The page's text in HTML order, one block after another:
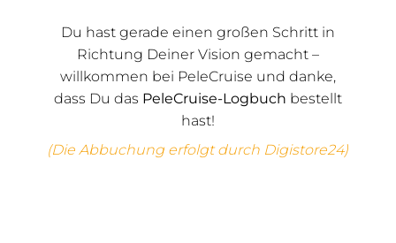
Du hast gerade einen großen Schritt in
Richtung Deiner Vision gemacht –
willkommen bei PeleCruise und danke,
dass Du das PeleCruise-Logbuch bestellt
hast!
(Die Abbuchung erfolgt durch Digistore24)